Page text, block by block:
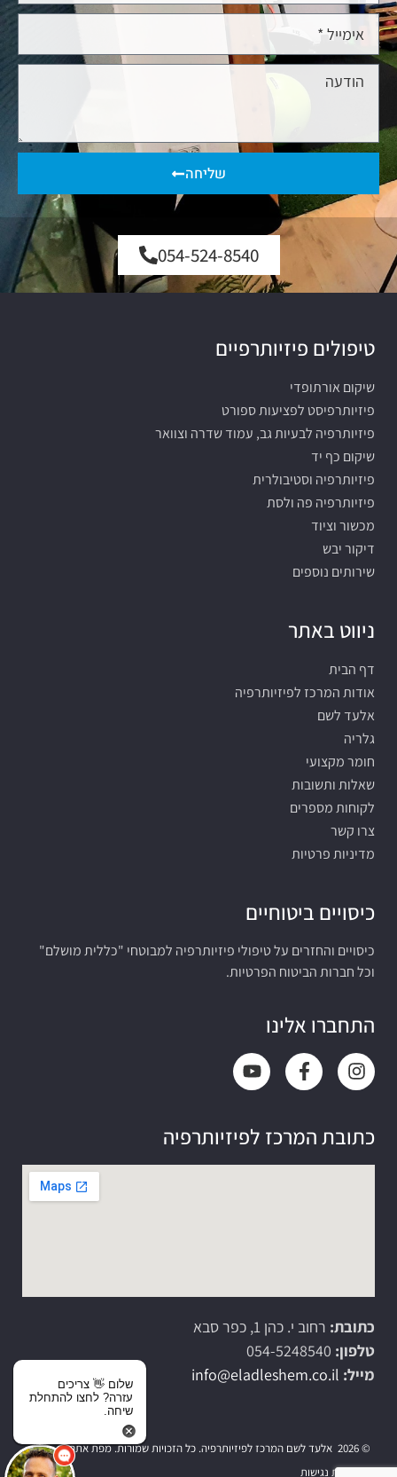
שליחה
054-524-8540
טיפולים פיזיותרפיים
שיקום אורתופדי
פיזיותרפיסט לפציעות ספורט
פיזיותרפיה לבעיות גב, עמוד שדרה וצוואר
שיקום כף יד
פיזיותרפיה וסטיבולרית
פיזיותרפיה פה ולסת
מכשור וציוד
דיקור יבש
שירותים נוספים
ניווט באתר
דף הבית
אודות המרכז לפיזיותרפיה
אלעד לשם
גלריה
חומר מקצועי
שאלות ותשובות
לקוחות מספרים
צרו קשר
מדיניות פרטיות
כיסויים ביטוחיים
כיסויים והחזרים על טיפולי פיזיותרפיה למבוטחי "כללית מושלם"
וכל חברות הביטוח הפרטיות.
התחברו אלינו
כתובת המרכז לפיזיותרפיה
כתובת: רחוב י. כהן 1, כפר סבא
טלפון:
מייל: info@eladleshem.co.il
© 2026 אלעד לשם המרכז לפיזיותרפיה. כל הזכויות שמורות.
מפת אתר
| הצהרת נגישות
שלום 👋 צריכים
עזרה? לחצו להתחלת
שיחה.